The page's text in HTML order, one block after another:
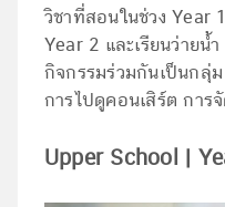
วิชาที่สอนในช่วง Year
Year 2 และเรียนว่ายน้
กิจกรรมร่วมกันเป็นกลุ่
การไปดูคอนเสิร์ต การ
Upper School |